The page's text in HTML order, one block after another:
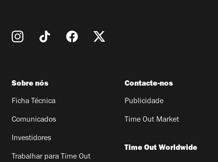
Sobre nós
Ficha Técnica
Comunicados
Investidores
Trabalhar para Time Out
Contacte-nos
Publicidade
Time Out Market
Time Out Worldwide